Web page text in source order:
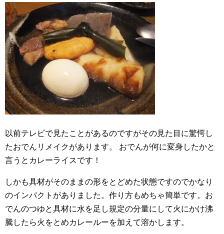
以前テレビで見たことがあるのですがその見た目に驚愕し
たおでんリメイクがあります。 おでんが何に変身したかと
言うとカレーライスです！
しかも具材がそのままの形をとどめた状態ですのでかなり
のインパクトがありました。作り方もめちゃ簡単です。お
でんのつゆと具材に水を足し規定の分量にして火にかけ沸
騰したら火をとめカレールーを加えて溶かします。